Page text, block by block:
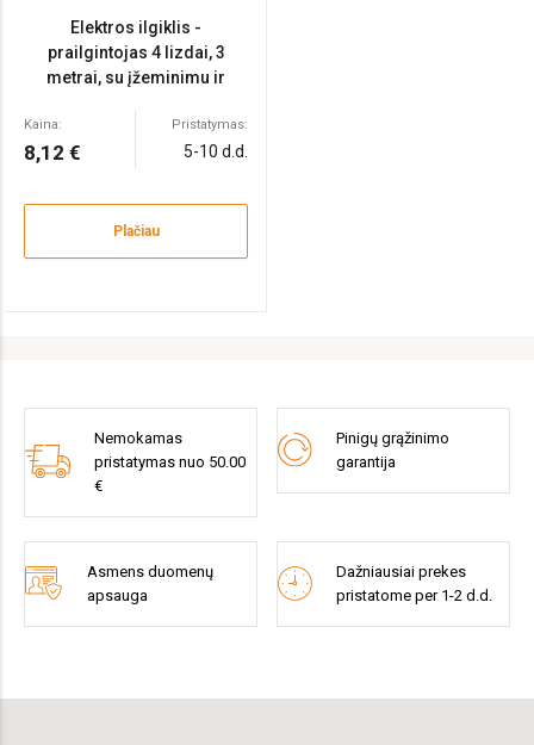
Elektros ilgiklis -
prailgintojas 4 lizdai, 3
metrai, su įžeminimu ir
Kaina:
8,12 €
Pristatymas:
5-10 d.d.
Plačiau
Nemokamas
pristatymas nuo 50.00
€
Pinigų grąžinimo
garantija
Asmens duomenų
apsauga
Dažniausiai prekes
pristatome per 1-2 d.d.